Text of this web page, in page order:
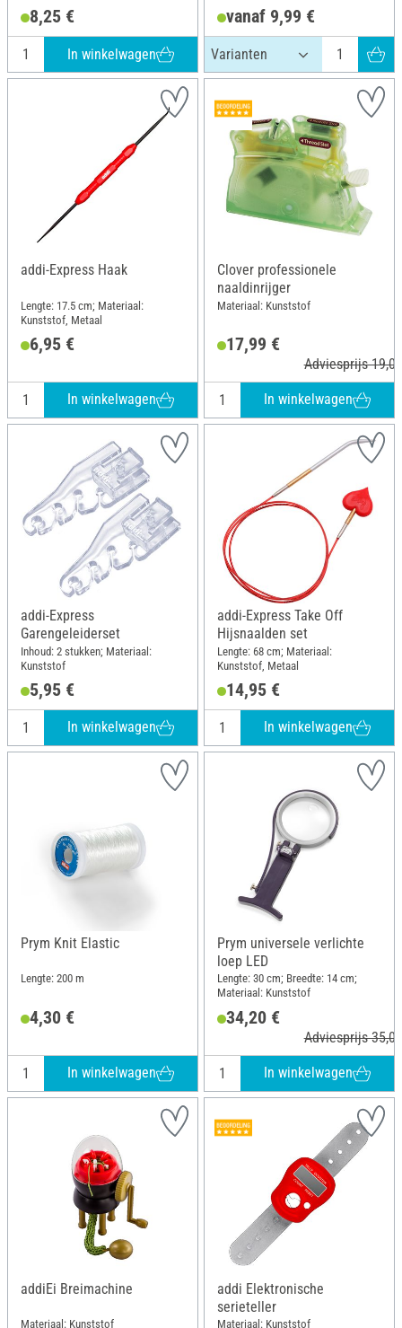
8,25 €
In winkelwagen
vanaf 9,99 €
addi-Express Haak
Lengte: 17.5 cm; Materiaal:
Kunststof, Metaal
6,95 €
In winkelwagen
Clover professionele
naaldinrijger
Materiaal: Kunststof
17,99 €
Adviesprijs
In winkelwagen
addi-Express
Garengeleiderset
Inhoud: 2 stukken; Materiaal:
Kunststof
5,95 €
In winkelwagen
addi-Express Take Off
Hijsnaalden set
Lengte: 68 cm; Materiaal:
Kunststof, Metaal
14,95 €
In winkelwagen
Prym Knit Elastic
Lengte: 200 m
4,30 €
In winkelwagen
Prym universele verlichte
loep LED
Lengte: 30 cm; Breedte: 14 cm;
Materiaal: Kunststof
34,20 €
Adviesprijs
In winkelwagen
addiEi Breimachine
Materiaal: Kunststof
addi Elektronische
serieteller
Materiaal: Kunststof